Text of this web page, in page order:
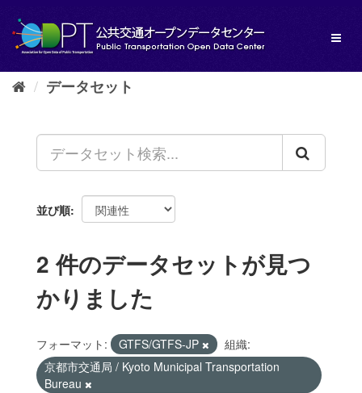
し
データセット
並び順
2 件のデータセットが見つ
かりました
フォーマット: GTFS/GTFS-JP
組織:
京都市交通局 / Kyoto Municipal Transportation
Bureau